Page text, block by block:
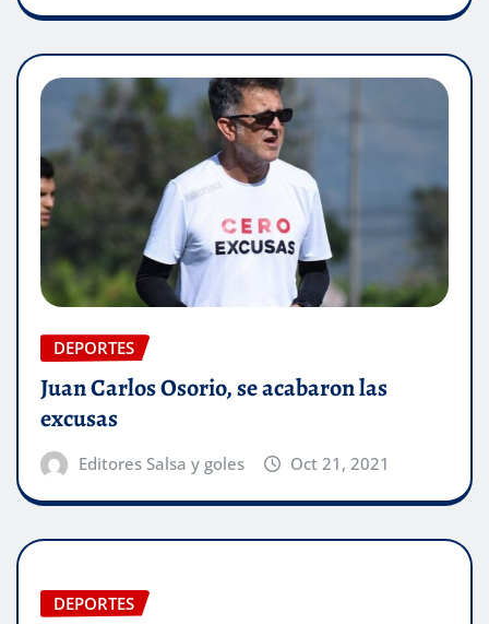
DEPORTES
Juan Carlos Osorio, se acabaron las
excusas
Editores Salsa y goles Oct 21, 2021
DEPORTES